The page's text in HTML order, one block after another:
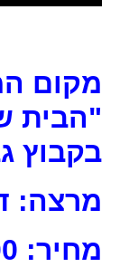
מקום
"הבית
בקבוץ
מרצה:
מחיר: 100 ש"ח למשתתף